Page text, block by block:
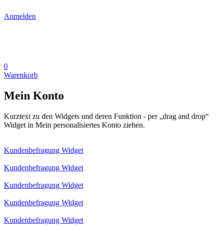
Anmelden
0
Warenkorb
Mein Konto
Kurztext zu den Widgets und deren Funktion - per „drag and drop“
Widget in Mein personalisiertes Konto ziehen.
Kundenbefragung Widget
Kundenbefragung Widget
Kundenbefragung Widget
Kundenbefragung Widget
Kundenbefragung Widget